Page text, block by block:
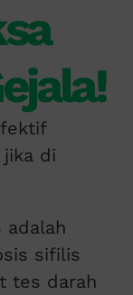
di
adalah
sifilis
tes darah